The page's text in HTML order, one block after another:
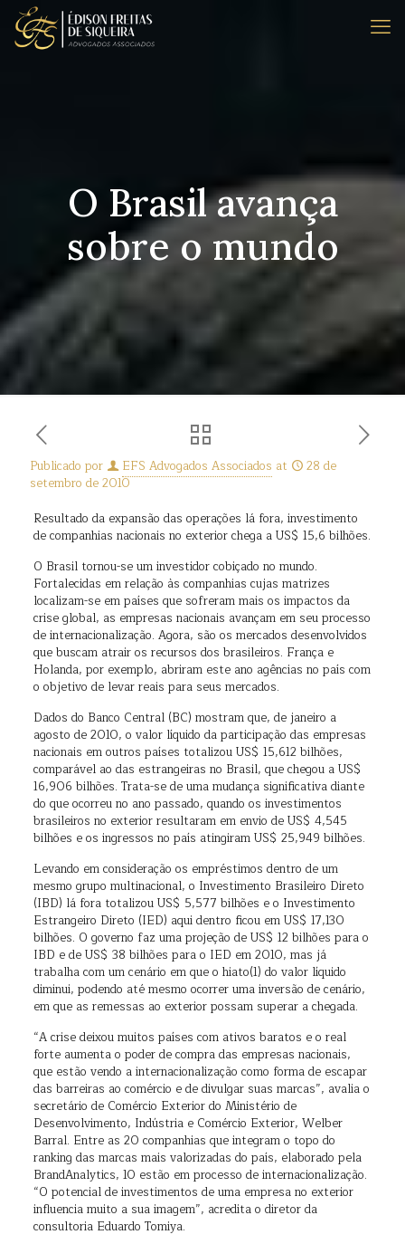
O Brasil avança
sobre o mundo
Publicado por EFS Advogados Associados at
28 de
setembro de 2010
Resultado da expansão das operações lá fora, investimento
de companhias nacionais no exterior chega a US$ 15,6 bilhões.
O Brasil tornou-se um investidor cobiçado no mundo.
Fortalecidas em relação às companhias cujas matrizes
localizam-se em países que sofreram mais os impactos da
crise global, as empresas nacionais avançam em seu processo
de internacionalização. Agora, são os mercados desenvolvidos
que buscam atrair os recursos dos brasileiros. França e
Holanda, por exemplo, abriram este ano agências no país com
o objetivo de levar reais para seus mercados.
Dados do Banco Central (BC) mostram que, de janeiro a
agosto de 2010, o valor líquido da participação das empresas
nacionais em outros países totalizou US$ 15,612 bilhões,
comparável ao das estrangeiras no Brasil, que chegou a US$
16,906 bilhões. Trata-se de uma mudança significativa diante
do que ocorreu no ano passado, quando os investimentos
brasileiros no exterior resultaram em envio de US$ 4,545
bilhões e os ingressos no país atingiram US$ 25,949 bilhões.
Levando em consideração os empréstimos dentro de um
mesmo grupo multinacional, o Investimento Brasileiro Direto
(IBD) lá fora totalizou US$ 5,577 bilhões e o Investimento
Estrangeiro Direto (IED) aqui dentro ficou em US$ 17,130
bilhões. O governo faz uma projeção de US$ 12 bilhões para o
IBD e de US$ 38 bilhões para o IED em 2010, mas já
trabalha com um cenário em que o hiato(1) do valor líquido
diminui, podendo até mesmo ocorrer uma inversão de cenário,
em que as remessas ao exterior possam superar a chegada.
“A crise deixou muitos países com ativos baratos e o real
forte aumenta o poder de compra das empresas nacionais,
que estão vendo a internacionalização como forma de escapar
das barreiras ao comércio e de divulgar suas marcas”, avalia o
secretário de Comércio Exterior do Ministério de
Desenvolvimento, Indústria e Comércio Exterior, Welber
Barral. Entre as 20 companhias que integram o topo do
ranking das marcas mais valorizadas do país, elaborado pela
BrandAnalytics, 10 estão em processo de internacionalização.
“O potencial de investimentos de uma empresa no exterior
influencia muito a sua imagem”, acredita o diretor da
consultoria Eduardo Tomiya.